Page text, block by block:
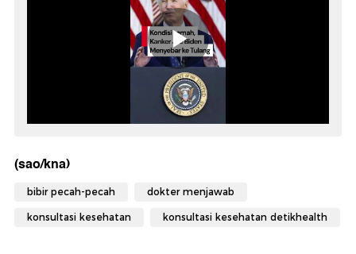
(sao/kna)
bibir pecah-pecah dokter menjawab
konsultasi kesehatan konsultasi kesehatan detikhealth